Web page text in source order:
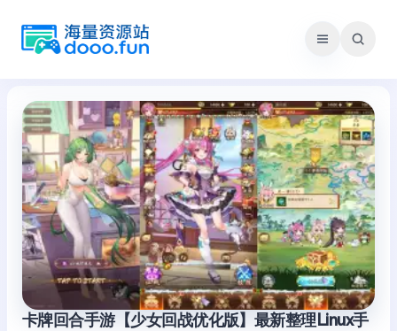
卡牌回合手游【少女回战优化版】最新整理Linux手